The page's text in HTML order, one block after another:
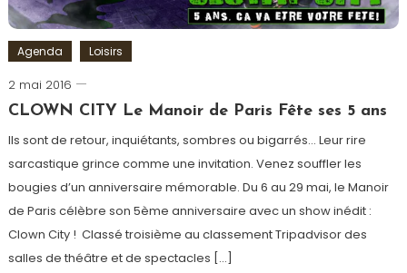
Agenda Loisirs
2 mai 2016
Romain-
Paris
CLOWN CITY Le Manoir de Paris Fête ses 5 ans
Ils sont de retour, inquiétants, sombres ou bigarrés… Leur rire
sarcastique grince comme une invitation. Venez souffler les
bougies d’un anniversaire mémorable. Du 6 au 29 mai, le Manoir
de Paris célèbre son 5ème anniversaire avec un show inédit :
Clown City ! Classé troisième au classement Tripadvisor des
salles de théâtre et de spectacles […]